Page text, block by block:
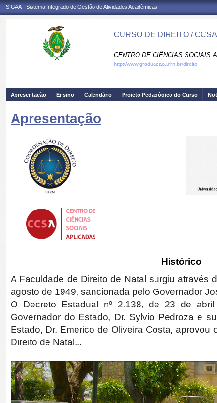
SIGAA - Sistema Integrado de Gestão de Atividades Acadêmicas
CURSO DE DIREITO / CCSA
CENTRO DE CIÊNCIAS SOCIAIS
http://www.graduacao.ufrn.br/direito
Apresentação Ensino Calendário Projeto Pedagógico do Curso
Apresentação
Histórico
A Faculdade de Direito de Natal surgiu através
agosto de 1949, sancionada pelo Governador
O Decreto Estadual nº 2.138, de 23 de
Governador do Estado, Dr. Sylvio Pedroza e
Estado, Dr. Emérico de Oliveira Costa, aprovou
Direito de Natal...